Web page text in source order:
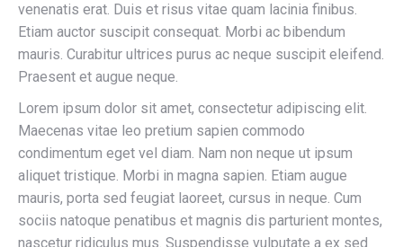
venenatis erat. Duis et risus vitae quam lacinia finibus.
Etiam auctor suscipit consequat. Morbi ac bibendum
mauris. Curabitur ultrices purus ac neque suscipit eleifend.
Praesent et augue neque.
Lorem ipsum dolor sit amet, consectetur adipiscing elit.
Maecenas vitae leo pretium sapien commodo
condimentum eget vel diam. Nam non neque ut ipsum
aliquet tristique. Morbi in magna sapien. Etiam augue
mauris, porta sed feugiat laoreet, cursus in neque. Cum
sociis natoque penatibus et magnis dis parturient montes,
nascetur ridiculus mus. Suspendisse vulputate a ex sed